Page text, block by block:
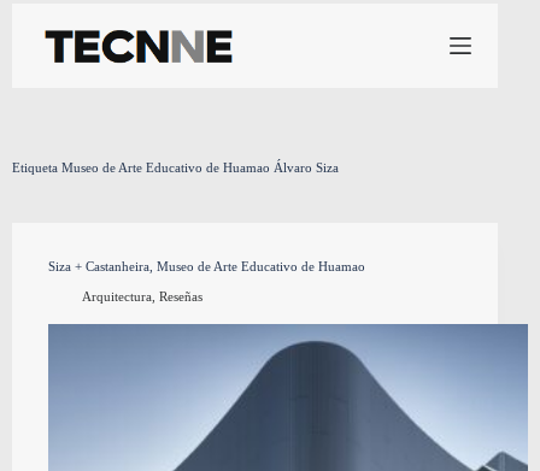
contenido
Etiqueta Museo de Arte Educativo de Huamao Álvaro Siza
Siza + Castanheira, Museo de Arte Educativo de Huamao
Arquitectura, Reseñas